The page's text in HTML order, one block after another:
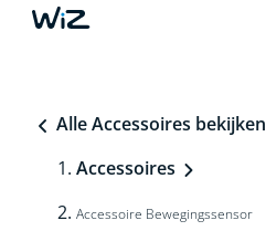
Alle Accessoires bekijken
Accessoires
Accessoire Bewegingssensor